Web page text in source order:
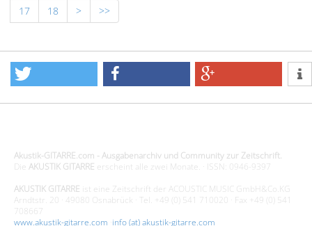
17
18 > >>
Akustik-GITARRE.com - Ausgabenarchiv und Community zur Zeitschrift.
Die AKUSTIK GITARRE erscheint alle zwei Monate. · ISSN: 0946-9397
AKUSTIK GITARRE ist eine Zeitschrift der ACOUSTIC MUSIC GmbH&Co.KG
Arndtstr. 20 · 49080 Osnabrück · Tel. +49 (0) 541 710020 · Fax +49 (0) 541
708667
www.akustik-gitarre.com ·info (at) akustik-gitarre.com